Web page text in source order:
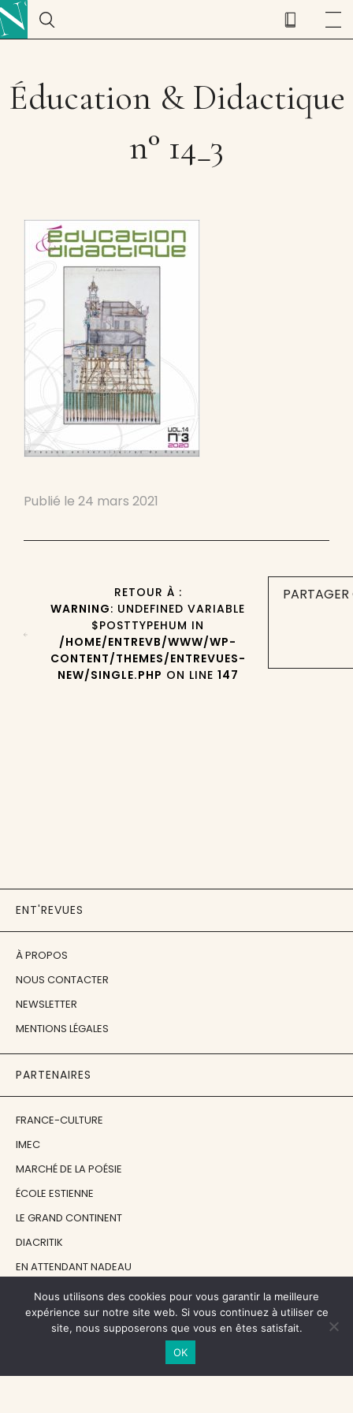
Éducation & Didactique
n° 14_3
Publié le 24 mars 2021
RETOUR À :
WARNING: UNDEFINED VARIABLE
$POSTTYPEHUM IN
/HOME/ENTREVB/WWW/WP-
CONTENT/THEMES/ENTREVUES-
NEW/SINGLE.PHP ON LINE 147
ENT'REVUES
À PROPOS
NOUS CONTACTER
NEWSLETTER
MENTIONS LÉGALES
PARTENAIRES
FRANCE-CULTURE
IMEC
MARCHÉ DE LA POÉSIE
ÉCOLE ESTIENNE
LE GRAND CONTINENT
DIACRITIK
EN ATTENDANT NADEAU
NOS SOUTIENS
Nous utilisons des cookies pour vous garantir la meilleure
expérience sur notre site web. Si vous continuez à utiliser ce
site, nous supposerons que vous en êtes satisfait.
OK